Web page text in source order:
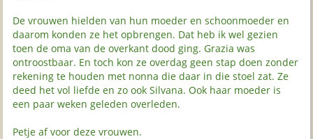
De vrouwen hielden van hun moeder en schoonmoeder en
daarom konden ze het opbrengen. Dat heb ik wel gezien
toen de oma van de overkant dood ging. Grazia was
ontroostbaar. En toch kon ze overdag geen stap doen zonder
rekening te houden met nonna die daar in die stoel zat. Ze
deed het vol liefde en zo ook Silvana. Ook haar moeder is
een paar weken geleden overleden.
Petje af voor deze vrouwen.